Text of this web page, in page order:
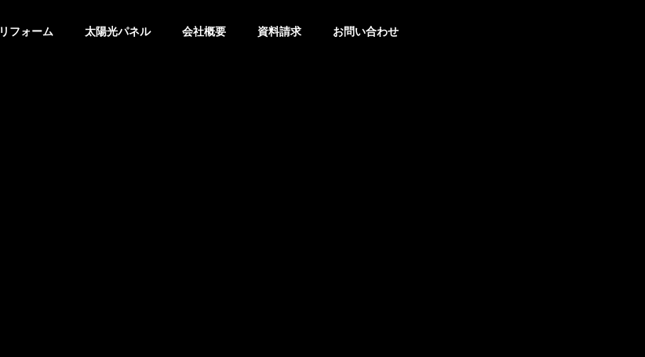
リフォーム 太陽光パネル 会社概要 資料請求 お問い合わせ